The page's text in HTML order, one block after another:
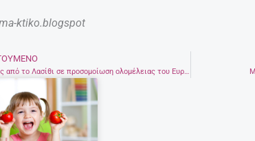
ktiko.blogspot
Μαθητές από το Λασίθι σε προσομοίωση ολομέλειας του Ευρωπαϊκού Κοινοβουλίου